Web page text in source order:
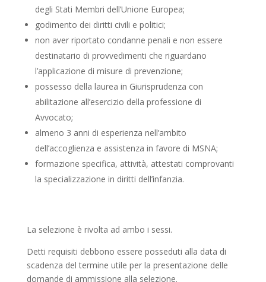
degli Stati Membri dell’Unione Europea;
godimento dei diritti civili e politici;
non aver riportato condanne penali e non essere
destinatario di provvedimenti che riguardano
l’applicazione di misure di prevenzione;
possesso della laurea in Giurisprudenza con
abilitazione all’esercizio della professione di
Avvocato;
almeno 3 anni di esperienza nell’ambito
dell’accoglienza e assistenza in favore di MSNA;
formazione specifica, attività, attestati comprovanti
la specializzazione in diritti dell’infanzia.
La selezione è rivolta ad ambo i sessi.
Detti requisiti debbono essere posseduti alla data di
scadenza del termine utile per la presentazione delle
domande di ammissione alla selezione.